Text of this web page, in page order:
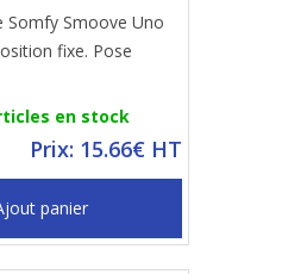
Somfy Smoove Uno
fixe. Pose
en stock
Prix: 15.66€ HT
panier